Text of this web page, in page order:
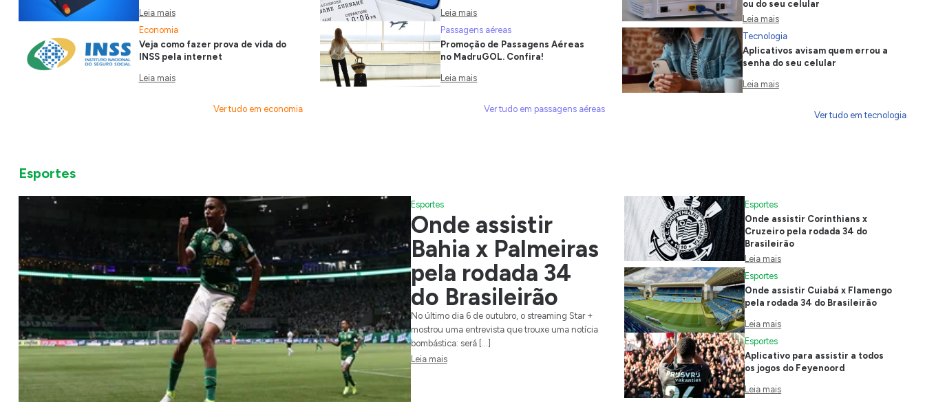
Leia mais
Economia
Veja como fazer prova de vida do
INSS pela internet
Leia mais
Ver tudo em economia
Leia mais
Passagens aéreas
Promoção de Passagens Aéreas
no MadruGOL. Confira!
Leia mais
Ver tudo em passagens aéreas
ou do seu celular
Leia mais
Tecnologia
Aplicativos avisam quem errou a
senha do seu celular
Leia mais
Ver tudo em tecnologia
Esportes
Esportes
Onde assistir
Bahia x Palmeiras
pela rodada 34
do Brasileirão
No último dia 6 de outubro, o streaming Star +
mostrou uma entrevista que trouxe uma notícia
bombástica: será […]
Leia mais
Esportes
Onde assistir Corinthians x
Cruzeiro pela rodada 34 do
Brasileirão
Leia mais
Esportes
Onde assistir Cuiabá x Flamengo
pela rodada 34 do Brasileirão
Leia mais
Esportes
Aplicativo para assistir a todos
os jogos do Feyenoord
Leia mais